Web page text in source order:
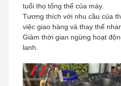
tuổi thọ tổng thể của máy.
Tương thích với nhu cầu của
việc giao hàng và thay thế
Giảm thời gian ngừng hoạt
lanh.